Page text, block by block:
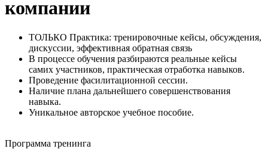
компании
ТОЛЬКО Практика: тренировочные кейсы, обсуждения,
дискуссии, эффективная обратная связь
В процессе обучения разбираются реальные кейсы
самих участников, практическая отработка навыков.
Проведение фасилитационной сессии.
Наличие плана дальнейшего совершенствования
навыка.
Уникальное авторское учебное пособие.
Программа тренинга